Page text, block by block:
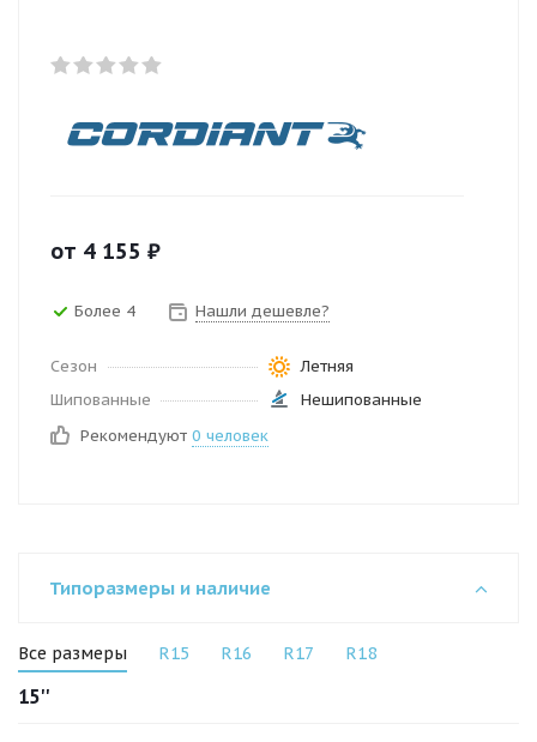
от 4 155 ₽
Более 4 Нашли дешевле?
Сезон
Летняя
Шипованные
Нешипованные
Рекомендуют 0 человек
Типоразмеры и наличие
Все размеры R15 R16 R17 R18
15''